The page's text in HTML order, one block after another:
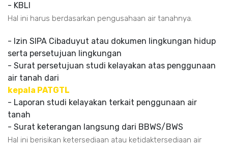
- KBLI
Hal ini harus berdasarkan pengusahaan air tanahnya.
- Izin SIPA Cibaduyut atau dokumen lingkungan hidup
serta persetujuan lingkungan
- Surat persetujuan studi kelayakan atas penggunaan
air tanah dari
kepala PATGTL
- Laporan studi kelayakan terkait penggunaan air
tanah
- Surat keterangan langsung dari BBWS/BWS
Hal ini berisikan ketersediaan atau ketidaktersediaan air